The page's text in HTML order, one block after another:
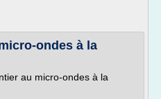
ondes à la
au micro-ondes à la